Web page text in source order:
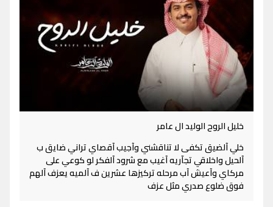
خليل الروح الوليد ال عامر
خلي آلضيق تكفى لا تناقشني وآجيب آقصاي تراني ضايق ب
آلحيل واخلاقي تجآريه آغيب مع شرود آلفكر لو كوعي على
مركاي وآعيش آب مرحله تركيزها عشرين ف آلميه يعزف آلهم
فوق ضلوع صدري مثل عزف